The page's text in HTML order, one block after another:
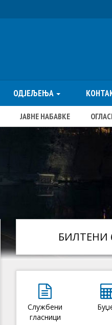
ОДЈЕЉЕЊА
ЈАВНЕ НАБАВКЕ
БИЛТЕНИ
Службени
гласници